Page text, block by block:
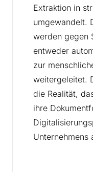
Extraktion in
umgewandelt.
werden gegen
entweder
zur
weitergeleitet.
die Realität,
ihre
Unternehmens